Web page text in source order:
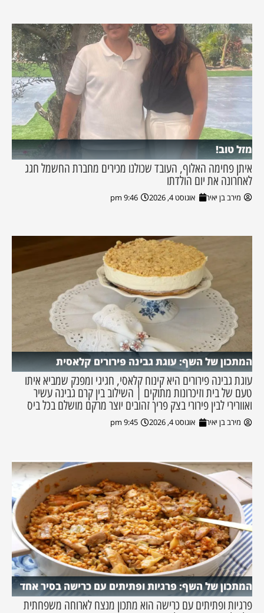
מזל טוב!
איתן פחימה האלוף, העובד שכולנו מכירים מחברת החשמל חגג
לאחרונה את יום הולדתו
מירב בן יאיר אוגוסט 4, 2026 9:46 pm
המתכון של השף: עוגת גבינה פירורים קלאסית
עוגת גבינה פירורים היא קינוח קלאסי, חגיגי ומפנק שמביא איתו
טעם של בית וזיכרונות מתוקים | השילוב בין קרם גבינה עשיר
ואוורירי לבין פירורי בצק פריך זהובים יוצר מרקם מושלם בכל ביס
מירב בן יאיר אוגוסט 4, 2026 9:45 pm
המתכון של השף: פרגיות ופתיתים עם כרישה בסיר אחד
פרגיות ופתיתים עם כרישה הוא מתכון מנצח לארוחה משפחתית